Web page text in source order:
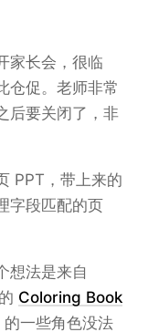
家长会，很临
仓促。老师非常
后要关闭了，非
PPT，带上来的
字段匹配的页
想法是来自
Coloring Book
的一些角色没法